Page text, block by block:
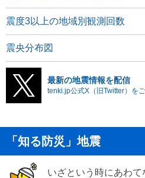
震度3以上の地域別観測回数
震央分布図
最新の地震情報を配信
tenki.jp公式X（旧Twitter）を
「知る防災」地震
いざという時にあわて